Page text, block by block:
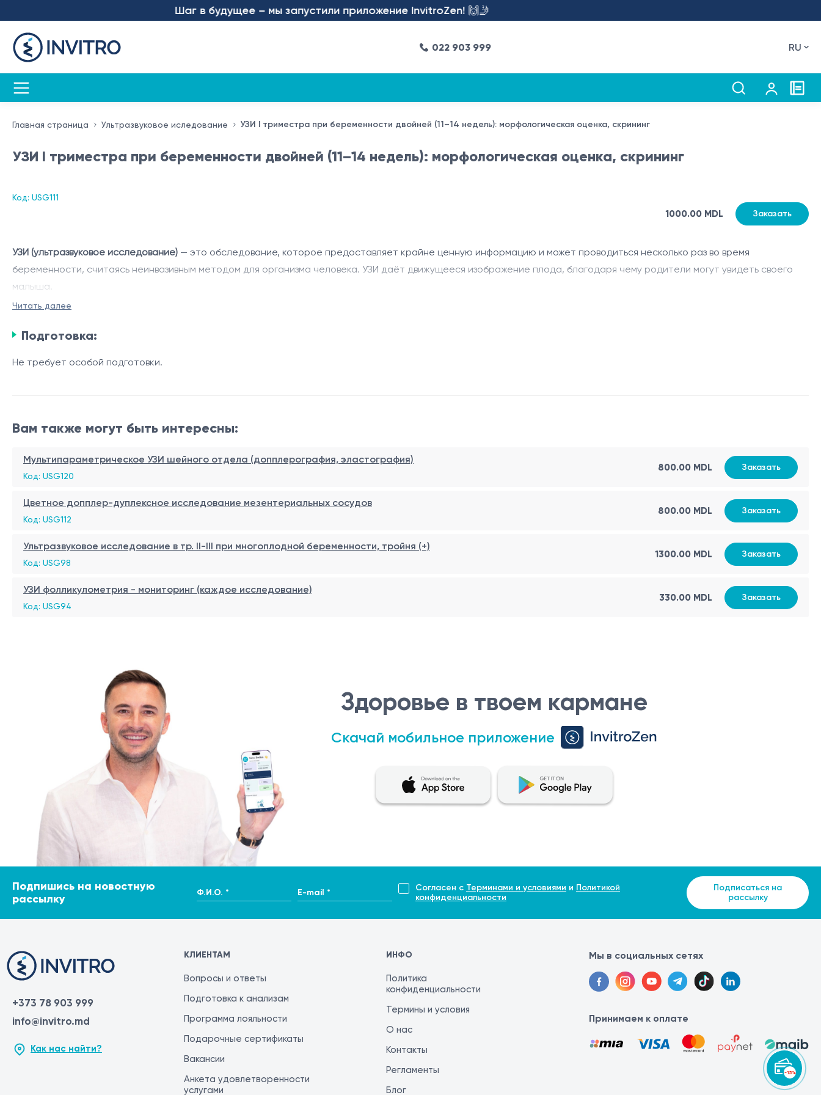
Шаг в будущее – мы запустили приложение InvitroZen! 🙌🤳
022 903 999 RU
Главная страница Ультразвуковое иследование УЗИ I триместра при беременности двойней (11–14 недель): морфологическая оценка, скрининг
УЗИ I триместра при беременности двойней (11–14 недель): морфологическая оценка, скрининг
Код: USG111
1000.00 MDL Заказать
УЗИ (ультразвуковое исследование) — это обследование, которое предоставляет крайне ценную информацию и может проводиться несколько раз во время
беременности, считаясь неинвазивным методом для организма человека. УЗИ даёт движущееся изображение плода, благодаря чему родители могут увидеть своего
малыша.
Во время этого УЗИ врач проверяет, правильно ли имплантировался эмбрион в матку. Также исследование оценивает срок беременности и дату зачатия, что
позволяет определить предполагаемую дату родов. Кроме того, во время этого УЗИ обязательно оценивается
Читать далее
Подготовка:
Не требует особой подготовки.
Вам также могут быть интересны:
Мультипараметрическое УЗИ шейного отдела (допплерография, эластография)
Код: USG120
800.00 MDL Заказать
Цветное допплер-дуплексное исследование мезентериальных сосудов
Код: USG112
800.00 MDL Заказать
Ультразвуковое исследование в тр. II-III при многоплодной беременности, тройня (+)
Код: USG98
1300.00 MDL Заказать
УЗИ фолликулометрия - мониторинг (каждое исследование)
Код: USG94
330.00 MDL Заказать
-15%
Здоровье в твоем кармане
Скачай мобильное приложение
Подпишись на новостную
рассылку
Ф.И.О. * E-mail * Согласен с Терминами и условиями и Политикой
конфиденциальности
Подписаться на
рассылку
+373 78 903 999
info@invitro.md
Как нас найти?
КЛИЕНТАМ
Вопросы и ответы
Подготовка к анализам
Программа лояльности
Подарочные сертификаты
Вакансии
Анкета удовлетворенности
услугами
ИНФО
Политика
конфиденциальности
Термины и условия
О нас
Контакты
Регламенты
Блог
Мы в социальных сетях
Принимаем к оплате